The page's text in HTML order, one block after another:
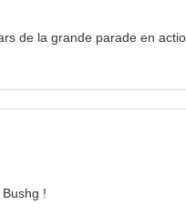
de la grande parade en
!